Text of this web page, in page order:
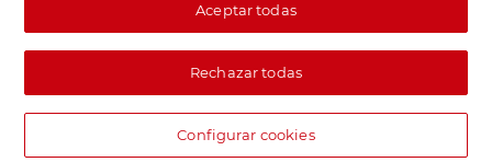
Aceptar todas
Rechazar todas
Configurar cookies